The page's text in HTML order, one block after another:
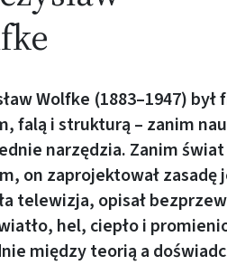
Wolfke (1883–1947)
falą i strukturą – zanim
narzędzia. Zanim
on zaprojektował zasadę
telewizja, opisał
hel, ciepło i
między teorią a